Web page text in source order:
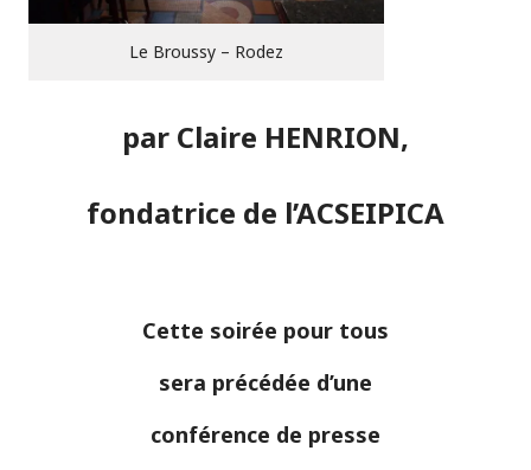
Le Broussy – Rodez
par Claire HENRION,
fondatrice de l’ACSEIPICA
Cette soirée pour tous
sera précédée d’une
conférence de presse